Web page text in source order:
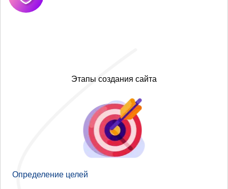
Этапы создания сайта
Определение целей